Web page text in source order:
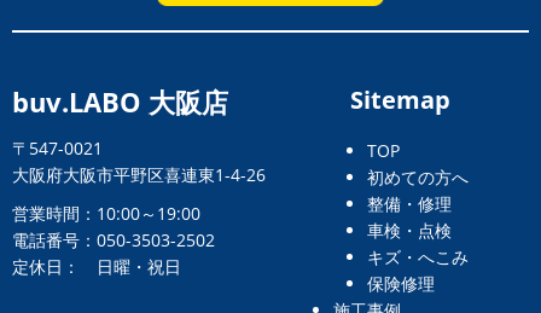
buv.LABO 大阪店
〒547-0021
大阪府大阪市平野区喜連東1-4-26
営業時間：10:00～19:00
電話番号：050-3503-2502
定休日： 日曜・祝日
Sitemap
TOP
初めての方へ
整備・修理
車検・点検
キズ・へこみ
保険修理